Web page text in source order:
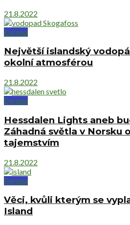
21.8.2022
Evropa
Největší islandský
okolní atmosférou
21.8.2022
Evropa
Hessdalen Lights aneb
Záhadná světla v Norsku
tajemstvím
21.8.2022
Evropa
Věci, kvůli kterým se
Island